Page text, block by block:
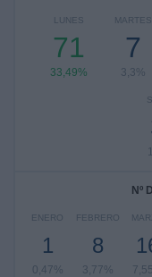
LUNES
71
33,49%
MARTES
7
3,3%
Nº
ENERO
1
0,47%
FEBRERO
8
3,77%